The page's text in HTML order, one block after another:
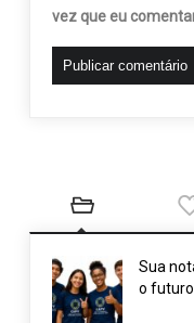
vez que eu
Sua
o